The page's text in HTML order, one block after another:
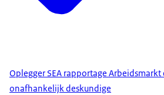
Oplegger SEA rapportage
onafhankelijk deskundige